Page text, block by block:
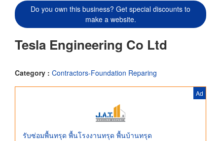
Do you own this business? Get special discounts to
make a website.
Tesla Engineering Co Ltd
Category : Contractors-Foundation Reparing
Ad
รับซ่อมพื้นทรุด พื้นโรงงานทรุด พื้นบ้านทรุด